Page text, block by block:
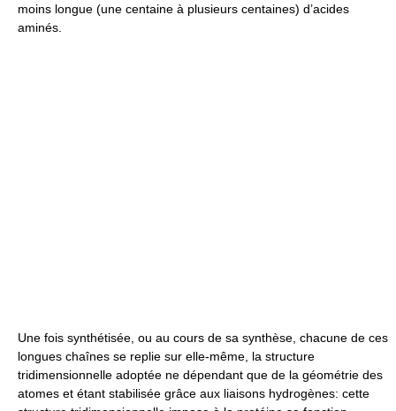
moins longue (une centaine à plusieurs centaines) d’acides
aminés.
Une fois synthétisée, ou au cours de sa synthèse, chacune de ces
longues chaînes se replie sur elle-même, la structure
tridimensionnelle adoptée ne dépendant que de la géométrie des
atomes et étant stabilisée grâce aux liaisons hydrogènes: cette